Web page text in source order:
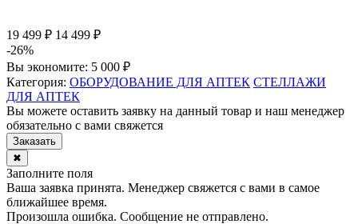
19 499 ₽ 14 499 ₽
-26%
Вы экономите: 5 000 ₽
Категория: ОБОРУДОВАНИЕ ДЛЯ АПТЕК СТЕЛЛАЖИ
ДЛЯ АПТЕК
Вы можете оставить заявку на данный товар и наш менеджер
обязательно с вами свяжется
Заказать
✖
Заполните поля
Ваша заявка принята. Менеджер свяжется с вами в самое
ближайшее время.
Произошла ошибка. Сообщение не отправлено.